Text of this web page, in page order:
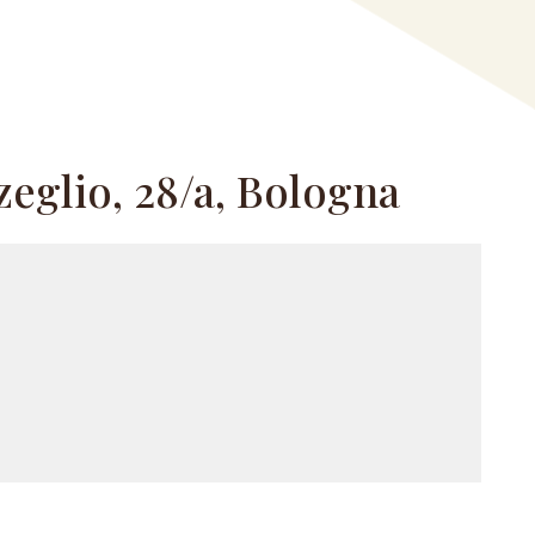
28/a, Bologna